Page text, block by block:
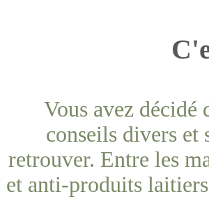
Vous avez décidé
conseils divers
retrouver. Entre les
et anti-produits